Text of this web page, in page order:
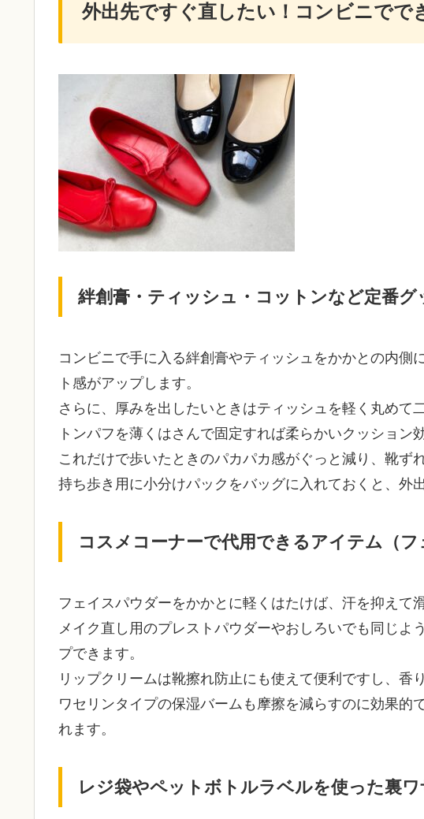
外出先ですぐ直したい！コンビニでで
絆創膏・ティッシュ・コットンなど定番グ
コンビニで手に入る絆創膏やティッシュをかかとの内側
ト感がアップします。
さらに、厚みを出したいときはティッシュを軽く丸めて
トンパフを薄くはさんで固定すれば柔らかいクッション
これだけで歩いたときのパカパカ感がぐっと減り、靴ず
持ち歩き用に小分けパックをバッグに入れておくと、外
コスメコーナーで代用できるアイテム（フ
フェイスパウダーをかかとに軽くはたけば、汗を抑えて
メイク直し用のプレストパウダーやおしろいでも同じよ
プできます。
リップクリームは靴擦れ防止にも使えて便利ですし、香
ワセリンタイプの保湿バームも摩擦を減らすのに効果的
れます。
レジ袋やペットボトルラベルを使った裏ワ